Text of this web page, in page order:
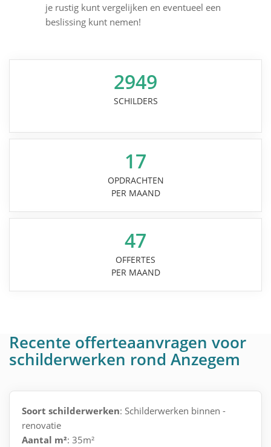
je rustig kunt vergelijken en eventueel een
beslissing kunt nemen!
2949
SCHILDERS
17
OPDRACHTEN
PER MAAND
47
OFFERTES
PER MAAND
Recente offerteaanvragen voor
schilderwerken rond Anzegem
Soort schilderwerken: Schilderwerken binnen -
renovatie
Aantal m²: 35m²